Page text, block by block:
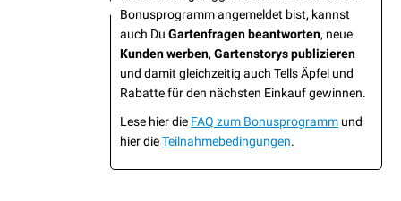
Bonusprogramm angemeldet bist, kannst
auch Du Gartenfragen beantworten, neue
Kunden werben, Gartenstorys publizieren
und damit gleichzeitig auch Tells Äpfel und
Rabatte für den nächsten Einkauf gewinnen.
Lese hier die FAQ zum Bonusprogramm und
hier dieTeilnahmebedingungen.